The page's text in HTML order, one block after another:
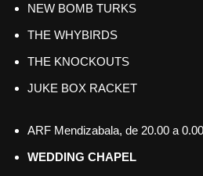
NEW BOMB TURKS
THE WHYBIRDS
THE KNOCKOUTS
JUKE BOX RACKET
ARF Mendizabala, de 20.00 a
WEDDING CHAPEL